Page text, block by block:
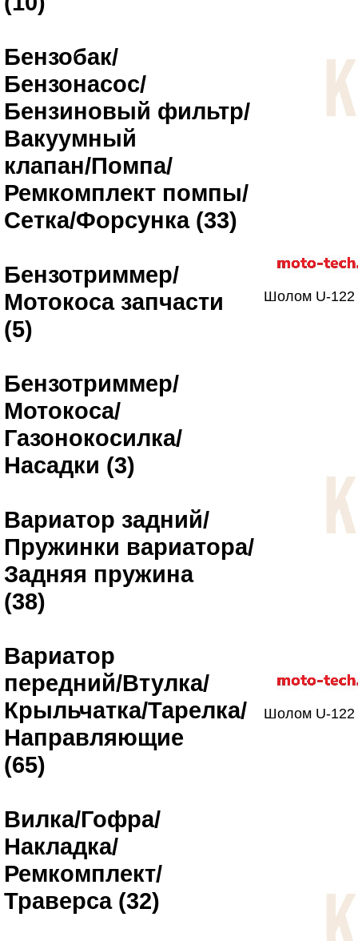
Бензобак/
Бензонасос/
Бензиновый фильтр/
Вакуумный
клапан/Помпа/
Ремкомплект помпы/
Сетка/Форсунка (33)
Бензотриммер/
Мотокоса запчасти
(5)
Бензотриммер/
Мотокоса/
Газонокосилка/
Насадки (3)
Вариатор задний/
Пружинки вариатора/
Задняя пружина
(38)
Вариатор
передний/Втулка/
Крыльчатка/Тарелка/
Направляющие
(65)
Вилка/Гофра/
Накладка/
Ремкомплект/
Траверса (32)
Шолом U-122
Шолом U-122